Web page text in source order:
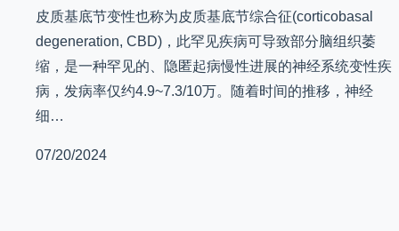
皮质基底节变性也称为皮质基底节综合征(corticobasal
degeneration, CBD)，此罕见疾病可导致部分脑组织萎
缩，是一种罕见的、隐匿起病慢性进展的神经系统变性疾
病，发病率仅约4.9~7.3/10万。随着时间的推移，神经
细…
07/20/2024